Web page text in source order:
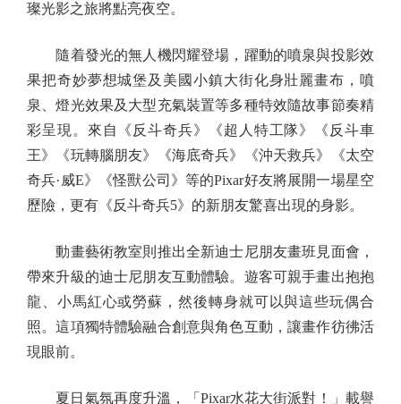
璨光影之旅將點亮夜空。
隨着發光的無人機閃耀登場，躍動的噴泉與投影效
果把奇妙夢想城堡及美國小鎮大街化身壯麗畫布，噴
泉、燈光效果及大型充氣裝置等多種特效隨故事節奏精
彩呈現。來自《反斗奇兵》《超人特工隊》《反斗車
王》《玩轉腦朋友》《海底奇兵》《沖天救兵》《太空
奇兵·威E》《怪獸公司》等的Pixar好友將展開一場星空
歷險，更有《反斗奇兵5》的新朋友驚喜出現的身影。
動畫藝術教室則推出全新迪士尼朋友畫班見面會，
帶來升級的迪士尼朋友互動體驗。遊客可親手畫出抱抱
龍、小馬紅心或勞蘇，然後轉身就可以與這些玩偶合
照。這項獨特體驗融合創意與角色互動，讓畫作彷彿活
現眼前。
夏日氣氛再度升溫，「Pixar水花大街派對！」載譽